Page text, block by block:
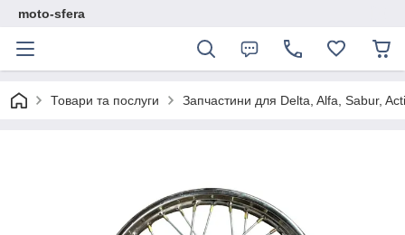
moto-sfera
Товари та послуги Запчастини для Delta, Alfa, Sabur,